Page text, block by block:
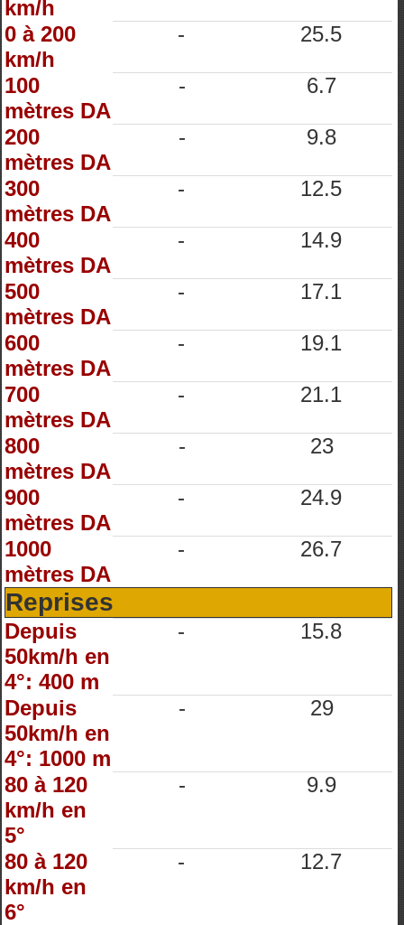
km/h
0 à 200
km/h
- 25.5
100
mètres DA
- 6.7
200
mètres DA
- 9.8
300
mètres DA
- 12.5
400
mètres DA
- 14.9
500
mètres DA
- 17.1
600
mètres DA
- 19.1
700
mètres DA
- 21.1
800
mètres DA
- 23
900
mètres DA
- 24.9
1000
mètres DA
- 26.7
Reprises
Depuis
50km/h en
4°: 400 m
- 15.8
Depuis
50km/h en
4°: 1000 m
- 29
80 à 120
km/h en
5°
- 9.9
80 à 120
km/h en
6°
- 12.7